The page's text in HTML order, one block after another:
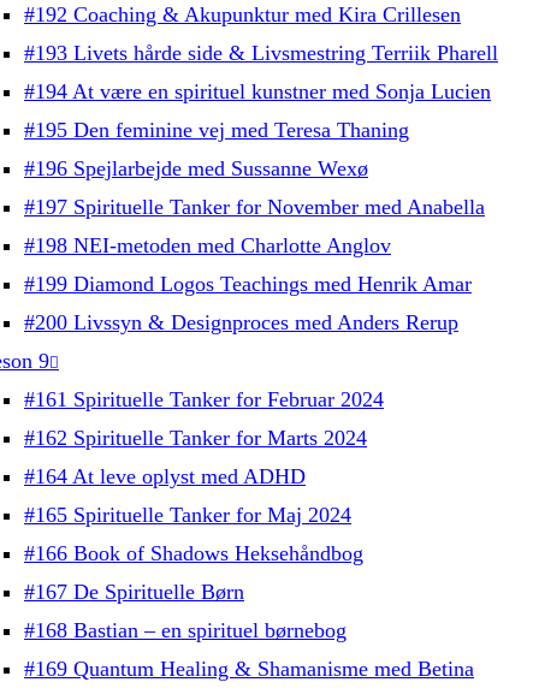
#192 Coaching & Akupunktur med Kira Crillesen
#193 Livets hårde side & Livsmestring Terriik Pharell
#194 At være en spirituel kunstner med Sonja Lucien
#195 Den feminine vej med Teresa Thaning
#196 Spejlarbejde med Sussanne Wexø
#197 Spirituelle Tanker for November med Anabella
#198 NEI-metoden med Charlotte Anglov
#199 Diamond Logos Teachings med Henrik Amar
#200 Livssyn & Designproces med Anders Rerup
9
#161 Spirituelle Tanker for Februar 2024
#162 Spirituelle Tanker for Marts 2024
#164 At leve oplyst med ADHD
#165 Spirituelle Tanker for Maj 2024
#166 Book of Shadows Heksehåndbog
#167 De Spirituelle Børn
#168 Bastian – en spirituel børnebog
#169 Quantum Healing & Shamanisme med Betina